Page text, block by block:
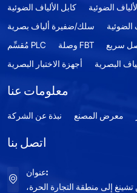
كابل الألياف الضوئية
الضوئية
سلك/ضفيرة ألياف بصرية
مُقسِّم PLC
وصلة FBT سريع
أجهزة الاختبار البصرية
البصرية
معلومات عنا
نبذة عن الشركة معرض المصنع
اتصل بنا
عنوان:
تشينغ إلى منطقة التجارة الحرة،